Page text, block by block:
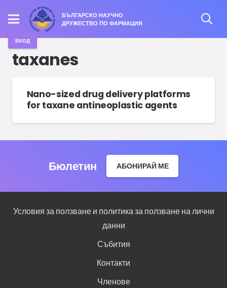
БЪЛГАРСКО НАУЧНО
ДРУЖЕСТВО ПО ФАРМАЦИЯ
ВХОД
taxanes
Nano-sized drug delivery platforms
for taxane antineoplastic agents
Бюлетин АБОНИРАЙ МЕ
Условия за ползване и политика за ползване на лични
данни
Събития
Контакти
Членове